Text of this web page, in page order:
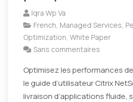
Iqra Wp Va
French, Managed Services,
Optimization, White Paper
Sans commentaires
Optimisez les performances
le guide d’utilisateur Citrix
livraison d’applications fluide,